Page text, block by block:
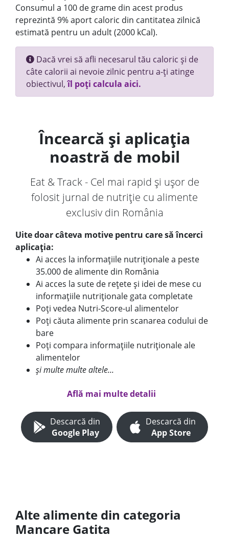
Consumul a 100 de grame din acest produs
reprezintă 9% aport caloric din cantitatea zilnică
estimată pentru un adult (2000 kCal).
Dacă vrei să afli necesarul tău caloric și de
câte calorii ai nevoie zilnic pentru a-ți atinge
obiectivul,îl poți calcula aici.
Încearcă și aplicația
noastră de mobil
Eat & Track - Cel mai rapid și ușor de
folosit jurnal de nutriție cu alimente
exclusiv din România
Uite doar câteva motive pentru care să încerci
aplicația:
Ai acces la informațiile nutriționale a peste
35.000 de alimente din România
Ai acces la sute de rețete și idei de mese cu
informațiile nutriționale gata completate
Poți vedea Nutri-Score-ul alimentelor
Poți căuta alimente prin scanarea codului de
bare
Poți compara informațiile nutriționale ale
alimentelor
și multe multe altele...
Află mai multe detalii
Descarcă din
Google Play
Descarcă din
App Store
Alte alimente din categoria
Mancare Gatita